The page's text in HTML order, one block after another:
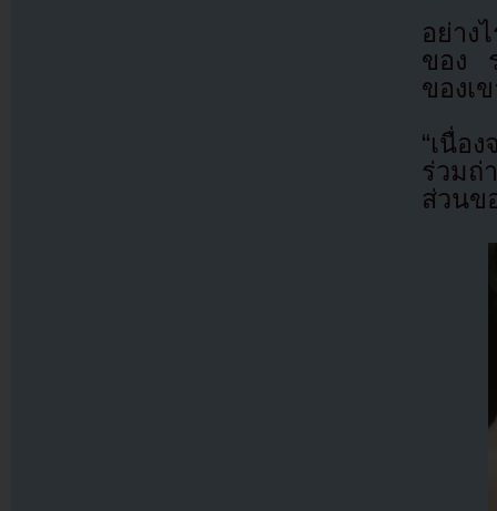
อย่าง
ของ
ของเ
“เนื่อ
ร่วมถ่
ส่วนข